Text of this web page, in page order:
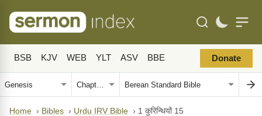
BSB KJV WEB YLT ASV BBE Donate
Home › Bibles › Urdu IRV Bible › 1 कुरिन्थियों 15